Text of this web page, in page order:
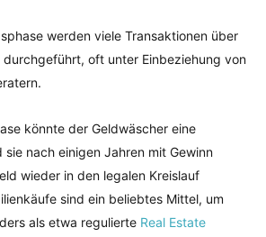
werden viele Transaktionen über
durchgeführt, oft unter Einbeziehung von
könnte der Geldwäscher eine
sie nach einigen Jahren mit Gewinn
wieder in den legalen Kreislauf
sind ein beliebtes Mittel, um
als etwa regulierte Real Estate